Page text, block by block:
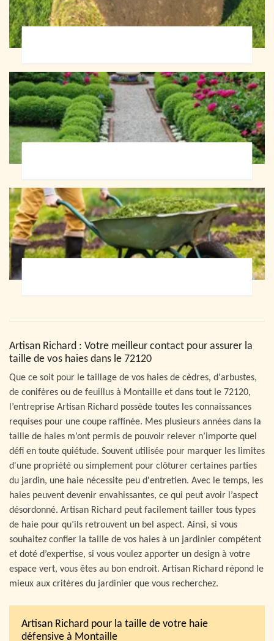
Artisan Richard : Votre meilleur contact pour assurer la
taille de vos haies dans le 72120
Que ce soit pour le taillage de vos haies de cèdres, d'arbustes,
de conifères ou de feuillus à Montaille et dans tout le 72120,
l’entreprise Artisan Richard possède toutes les connaissances
requises pour une coupe raffinée. Mes plusieurs années dans la
taille de haies m’ont permis de pouvoir relever n’importe quel
défi en toute quiétude. Souvent utilisée pour marquer les limites
d'une propriété ou simplement pour clôturer certaines parties
du jardin, une haie nécessite peu d'entretien. Avec le temps, les
haies peuvent devenir envahissantes, ce qui peut avoir l’aspect
désordonné. Artisan Richard peut facilement tailler tous types
de haie pour qu’ils retrouvent un bel aspect. Ainsi, si vous
souhaitez confier la taille de vos haies à un jardinier compétent
et doté d’expertise, si vous voulez apporter un design à votre
espace vert, vous êtes au bon endroit. Artisan Richard répond le
mieux aux critères du jardinier que vous recherchez.
Artisan Richard pour la taille de votre haie
défensive à Montaille